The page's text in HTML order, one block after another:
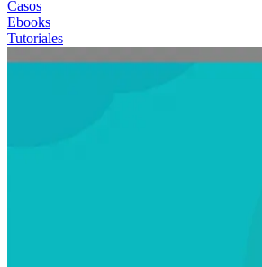
Casos
Ebooks
Tutoriales